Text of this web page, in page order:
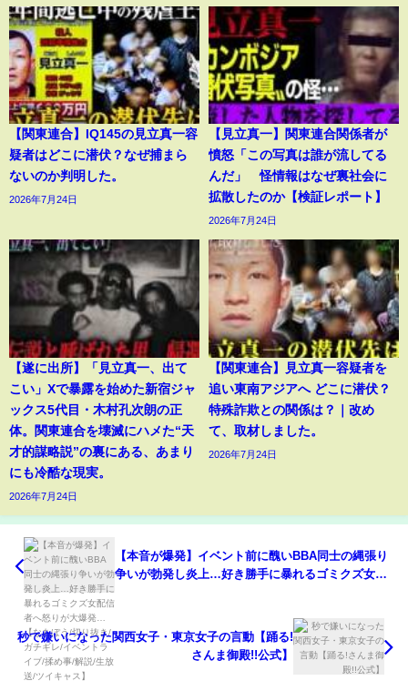
【関東連合】IQ145の見立真一容
疑者はどこに潜伏？なぜ捕まら
ないのか判明した。
2026年7月24日
【見立真一】関東連合関係者が
憤怒「この写真は誰が流してる
んだ」 怪情報はなぜ裏社会に
拡散したのか【検証レポート】
2026年7月24日
【遂に出所】「見立真一、出て
こい」Xで暴露を始めた新宿ジャ
ックス5代目・木村孔次朗の正
体。関東連合を壊滅にハメた“天
才的謀略説”の裏にある、あまり
にも冷酷な現実。
2026年7月24日
【関東連合】見立真一容疑者を
追い東南アジアへ どこに潜伏？
特殊詐欺との関係は？｜改め
て、取材しました。
2026年7月24日
【本音が爆発】イベント前に醜いBBA同士の縄張り
争いが勃発し炎上…好き勝手に暴れるゴミクズ女配
秒で嫌いになった関西女子・東京女子の言動【踊る!
さんま御殿!!公式】